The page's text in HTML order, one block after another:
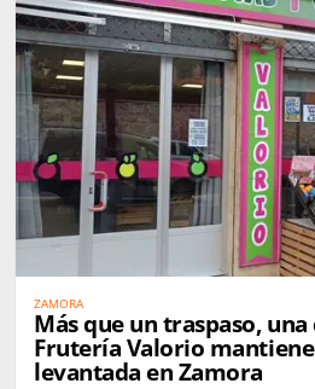
ZAMORA
Más que un traspaso,
Frutería Valorio
levantada en Zamora